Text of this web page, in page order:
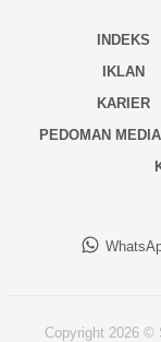
INDEKS
IKLAN
KARIER
PEDOMAN
Copyright 2026 ©